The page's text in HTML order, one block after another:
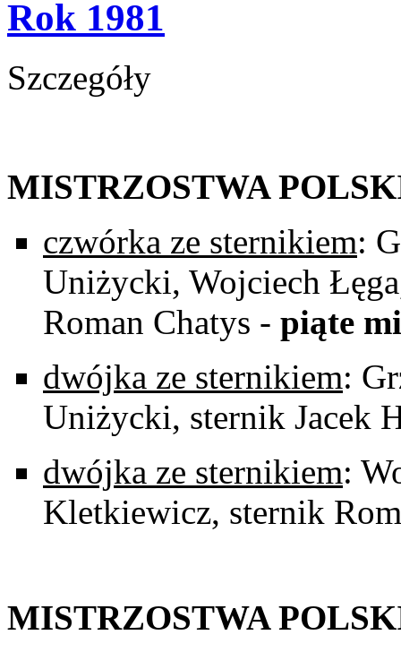
Rok 1981
Szczegóły
MISTRZOSTWA
czwórka ze sternikiem:
Uniżycki, Wojciech
Roman Chatys - piąte
dwójka ze sternikiem:
Uniżycki, sternik Jacek
dwójka ze sternikiem:
Kletkiewicz, sternik
MISTRZOSTWA